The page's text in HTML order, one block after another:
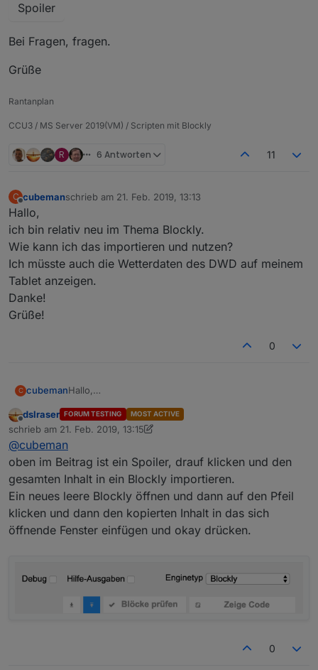
Spoiler
Bei Fragen, fragen.
Grüße
Rantanplan
CCU3 / MS Server 2019(VM) / Scripten mit Blockly
R 6 Antworten 11
C
Offline
cubemanschrieb am 21. Feb. 2019, 13:13
zuletzt editiert von
Hallo,
ich bin relativ neu im Thema Blockly.
Wie kann ich das importieren und nutzen?
Ich müsste auch die Wetterdaten des DWD auf meinem
Tablet anzeigen.
Danke!
Grüße!
0
C cubemanHallo,
Wie kann ich das importieren und nutzen?
Ich müsste auch die Wetterdaten des DWD auf
Danke!
Grüße!
Offline
dslraser FORUM TESTING MOST ACTIVE
schrieb am 21. Feb. 2019, 13:15
zuletzt editiert von dslraser
@cubeman
oben im Beitrag ist ein Spoiler, drauf klicken und den
gesamten Inhalt in ein Blockly importieren.
Ein neues leere Blockly öffnen und dann auf den Pfeil
klicken und dann den kopierten Inhalt in das sich
öffnende Fenster einfügen und okay drücken.
0